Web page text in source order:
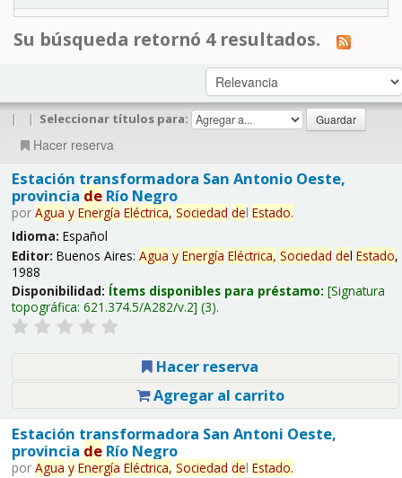
Su búsqueda retornó 4 resultados.
| | Seleccionar títulos para:
Hacer reserva
Estación transformadora San Antonio Oeste,
provincia deRío Negro
por Agua y Energía Eléctrica, Sociedad del Estado.
Idioma: Español
Editor: Buenos Aires: Agua y Energía Eléctrica, Sociedad del Estado,
1988
Disponibilidad: Ítems disponibles para préstamo: Signatura
topográfica: 621.374.5/A282/v.2 (3).
Hacer reserva
Agregar al carrito
Estación transformadora San Antoni Oeste,
provincia deRío Negro
por Agua y Energía Eléctrica, Sociedad del Estado.